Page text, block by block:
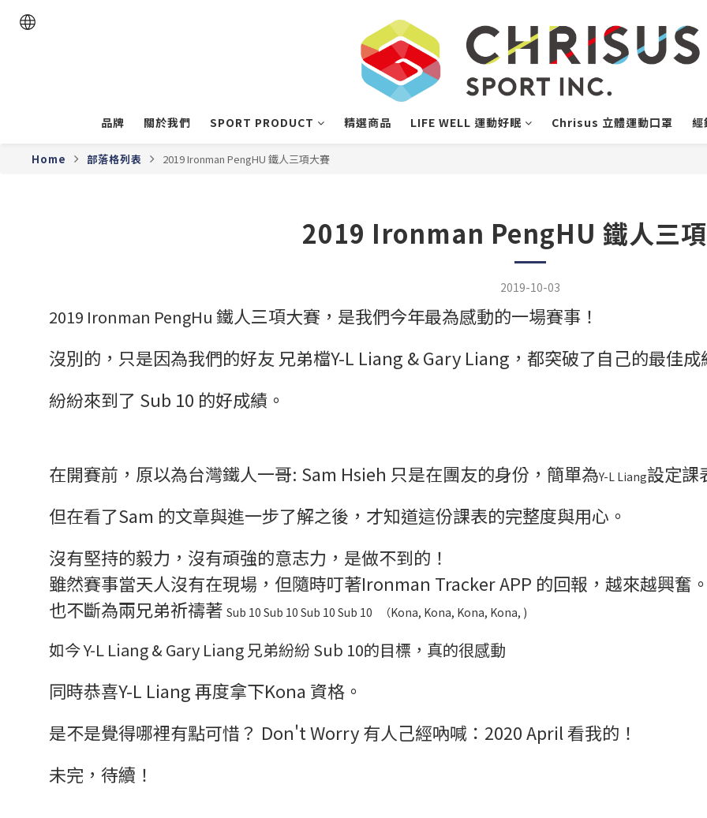
品牌 關於我們 SPORT PRODUCT 精選商品 LIFE WELL 運動好眠 Chrisus 立體運動口罩 經
Home 部落格列表 2019 Ironman PengHU 鐵人三項大賽
2019 Ironman PengHU 鐵人三
2019-10-03
2019 Ironman PengHu 鐵人三項大賽，是我們今年最為感動的一場賽事！
沒別的，只是因為我們的好友 兄弟檔Y-L Liang & Gary Liang，都突破了自己的最佳成
紛紛來到了 Sub 10 的好成績。
在開賽前，原以為台灣鐵人一哥: Sam Hsieh 只是在團友的身份，簡單為Y-L Liang設定課
但在看了Sam 的文章與進一步了解之後，才知道這份課表的完整度與用心。
沒有堅持的毅力，沒有頑強的意志力，是做不到的！
雖然賽事當天人沒有在現場，但隨時叮著Ironman Tracker APP 的回報，越來越興奮。
也不斷為兩兄弟祈禱著 Sub 10 Sub 10 Sub 10 Sub 10 （Kona, Kona, Kona, Kona, )
如今 Y-L Liang & Gary Liang 兄弟紛紛 Sub 10的目標，真的很感動
同時恭喜Y-L Liang 再度拿下Kona 資格。
是不是覺得哪裡有點可惜？ Don't Worry 有人己經吶喊：2020 April看我的！
未完，待續！